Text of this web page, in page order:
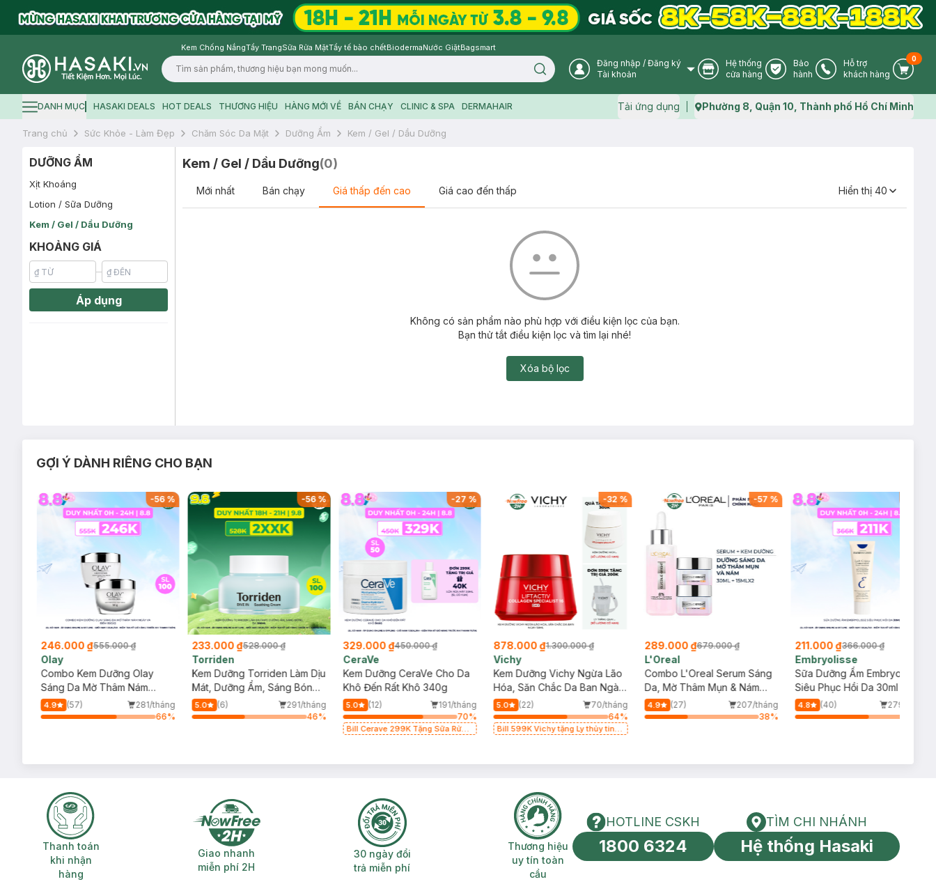
Kem Chống NắngTẩy TrangSữa Rửa MặtTẩy tế bào chếtBiodermaNước GiặtBagsmart
Logo
Search icon User Icon
Đăng nhập / Đăng ký
Tài khoản
Store Icon
Hệ thống
cửa hàng
Warranty Icon
Bảo
hành
Phone Icon
Hỗ trợ
khách hàng
Cart
0
Hamburger icon
DANH MỤC HASAKI DEALS HOT DEALS THƯƠNG HIỆU HÀNG MỚI VỀ BÁN CHẠY CLINIC & SPA DERMAHAIR Tải ứng dụng Map icon
Phường 8, Quận 10, Thành phố Hồ Chí Minh
Trang chủ Sức Khỏe - Làm Đẹp Chăm Sóc Da Mặt Dưỡng Ẩm Kem / Gel / Dầu Dưỡng
DƯỠNG ẨM
Xịt Khoáng
Lotion / Sữa Dưỡng
Kem / Gel / Dầu Dưỡng
KHOẢNG GIÁ
Áp dụng
Kem / Gel / Dầu Dưỡng(0)
Mới nhất Bán chạy Giá thấp đến cao Giá cao đến thấp Hiển thị 40
Không có sản phẩm nào phù hợp với điều kiện lọc của bạn.
Bạn thử tắt điều kiện lọc và tìm lại nhé!
Xóa bộ lọc
GỢI Ý DÀNH RIÊNG CHO BẠN
-56%
246.000 ₫555.000 ₫
Olay
Combo Kem Dưỡng Olay
Sáng Da Mờ Thâm Nám
Ngày Và Đêm 50gx2
4.9 (57)
281/tháng
66%
-56%
233.000 ₫528.000 ₫
Torriden
Kem Dưỡng Torriden Làm Dịu
Mát, Dưỡng Ẩm, Sáng Bóng
Da 100ml
5.0 (6)
291/tháng
46%
-27 %
329.000 ₫450.000 ₫
CeraVe
Kem Dưỡng CeraVe Cho Da
Khô Đến Rất Khô 340g
5.0 (12)
191/tháng
70%
Bill Cerave 299K Tặng Sữa Rửa
-32 %
878.000 ₫1.300.000 ₫
Vichy
Kem Dưỡng Vichy Ngừa Lão
Hóa, Săn Chắc Da Ban Ngày
50ml
5.0 (22)
70/tháng
64%
Bill 599K Vichy tặng Ly thủy tinh
-57 %
289.000 ₫679.000 ₫
L'Oreal
Combo L'Oreal Serum Sáng
Da, Mờ Thâm Mụn & Nám
30ml + 2 Kem Dưỡng Mờ
Thâm Nám Ban Ngày 15ml
4.9 (27)
207/tháng
38%
211.000 ₫366.000 ₫
Embryolisse
Sữa Dưỡng Ẩm Embryolisse
Siêu Phục Hồi Da 30ml
4.8 (40)
279/tháng
Thanh toán khi nhận hàng
Thanh toán
khi nhận
hàng
Giao nhanh miễn phí 2H
Giao nhanh
miễn phí 2H
30 ngày đổi trả miễn phí
30 ngày đổi
trả miễn phí
Thương hiệu uy tín toàn cầu
Thương hiệu
uy tín toàn
cầu
HOTLINE CSKH
HOTLINE CSKH
1800 6324
Tìm chi nhánh
TÌM CHI NHÁNH
Hệ thống Hasaki